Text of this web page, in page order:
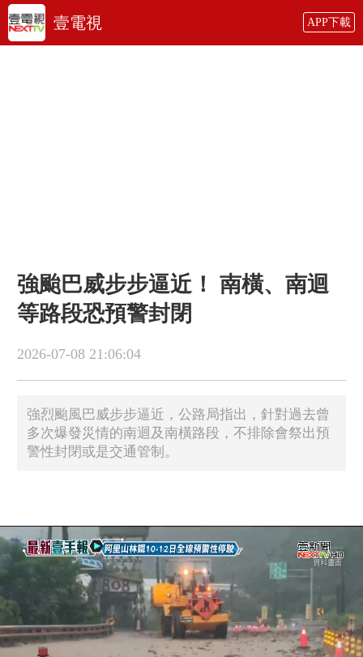
壹電視 APP下載
強颱巴威步步逼近！ 南橫、南迴
等路段恐預警封閉
2026-07-08 21:06:04
強烈颱風巴威步步逼近，公路局指出，針對過去曾
多次爆發災情的南迴及南橫路段，不排除會祭出預
警性封閉或是交通管制。